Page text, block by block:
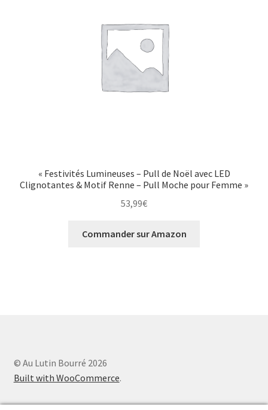
« Festivités Lumineuses – Pull de Noël avec LED
Clignotantes & Motif Renne – Pull Moche pour Femme »
53,99€
Commander sur Amazon
© Au Lutin Bourré 2026
Built with WooCommerce.